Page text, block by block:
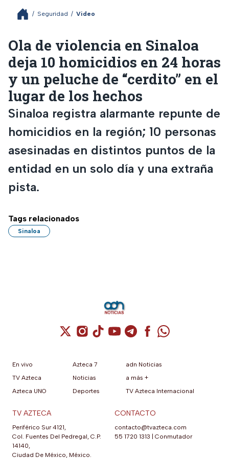
/ Seguridad / Video
Ola de violencia en Sinaloa
deja 10 homicidios en 24 horas
y un peluche de “cerdito” en el
lugar de los hechos
Sinaloa registra alarmante repunte de
homicidios en la región; 10 personas
asesinadas en distintos puntos de la
entidad en un solo día y una extraña
pista.
Tags relacionados
Sinaloa
Cuenta de X / Twitter (se abre en una
Cuenta de Instagram (se abre en una
Cuenta de TikTok (se abre en
Cuenta de YouTube (se abre
Cuenta de Telegram (se
Cuenta de
Cuenta de
En vivo
TV Azteca
Azteca UNO
Azteca 7
Noticias
Deportes
adn Noticias
a más +
TV Azteca Internacional
TV AZTECA
Periférico Sur 4121,
Col. Fuentes Del Pedregal, C.P.
14140,
Ciudad De México, México.
CONTACTO
contacto@tvazteca.com
55 1720 1313 | Conmutador